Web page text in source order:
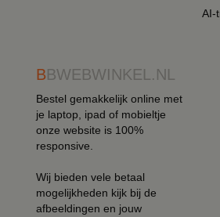
AI-
BBWEBWINKEL.NL
Bestel gemakkelijk online met
je laptop, ipad of mobieltje
onze website is 100%
responsive.
Wij bieden vele betaal
mogelijkheden kijk bij de
afbeeldingen en jouw